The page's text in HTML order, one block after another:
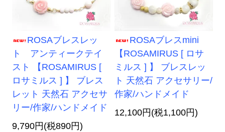
ROSAブレスレッ
ト アンティークテイ
スト 【ROSAMIRUS [
ロサミルス ] 】 ブレス
レット 天然石 アクセサ
リー/作家/ハンドメイド
9,790円(税890円)
ROSAブレスmini
【ROSAMIRUS [ ロサ
ミルス ] 】 ブレスレッ
ト 天然石 アクセサリー/
作家/ハンドメイド
12,100円(税1,100円)